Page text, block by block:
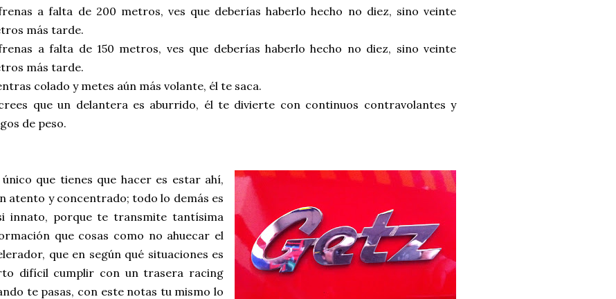
a falta de 200 metros, ves que deberías haberlo hecho no diez, sino veinte
más tarde.
a falta de 150 metros, ves que deberías haberlo hecho no diez, sino veinte
más tarde.
colado y metes aún más volante, él te saca.
que un delantera es aburrido, él te divierte con continuos contravolantes y
de peso.
que tienes que hacer es estar ahí,
atento y concentrado; todo lo demás es
innato, porque te transmite tantísima
que cosas como no ahuecar el
que en según qué situaciones es
difícil cumplir con un trasera racing
te pasas, con este notas tu mismo lo